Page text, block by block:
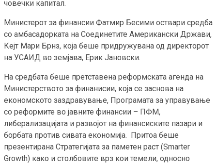
човечки капитал.
Министерот за финансии Фатмир Бесими оствари средба
со амбасадорката на Соединетите Американски Држави,
Кејт Мари Брнз, која беше придружувана од директорот
на УСАИД во земјава, Ерик Јановски.
На средбата беше претставена реформската агенда на
Министерството за финанисии, која се заснова на
економското заздравување, Програмата за управување
со реформите во јавните финансии – ПФМ,
либерализацијата и развојот на финансиските пазари и
борбата против сивата економија. Притоа беше
презентирана Стратегијата за паметен раст (Smarter
Growth) како и столбовите врз кои темели, односно